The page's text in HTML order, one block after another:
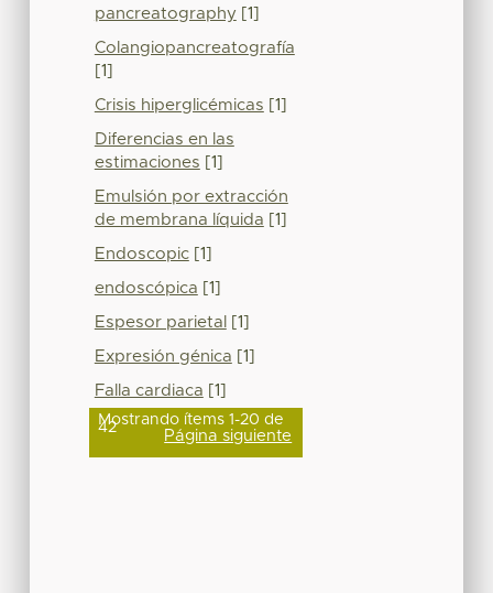
pancreatography[1]
Colangiopancreatografía
[1]
Crisis hiperglicémicas [1]
Diferencias en las
estimaciones [1]
Emulsión por extracción
de membrana líquida [1]
Endoscopic[1]
endoscópica [1]
Espesor parietal [1]
Expresión génica [1]
Falla cardiaca [1]
Mostrando ítems 1-20 de
42 Página siguiente